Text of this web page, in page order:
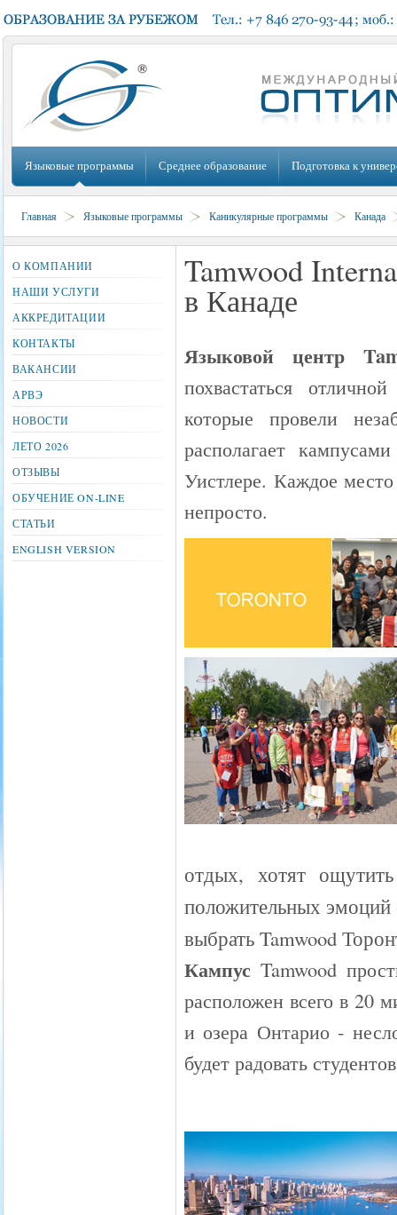
Языковые программы Среднее образование Подготовка к
Главная Языковые программы Каникулярные программы Канада
Tamwood
в Канаде
Языковой центр
похвастаться
которые провели
располагает
Уистлере. Каждое место
непросто.
отдых, хотят
положительных эмоций
выбрать Tamwood
Кампус Tamwood
расположен всего в 20
и озера Онтарио -
будет радовать
О КОМПАНИИ
НАШИ УСЛУГИ
АККРЕДИТАЦИИ
КОНТАКТЫ
ВАКАНСИИ
АРВЭ
НОВОСТИ
ЛЕТО 2026
ОТЗЫВЫ
ОБУЧЕНИЕ ON-LINE
СТАТЬИ
ENGLISH VERSION